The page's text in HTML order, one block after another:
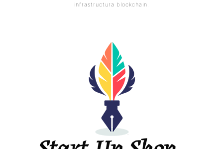
infrastructura blockchain.